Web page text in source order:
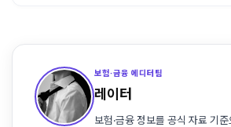
보험·금융 에디터팀
레이터
보험·금융 정보를 공식 자료 기